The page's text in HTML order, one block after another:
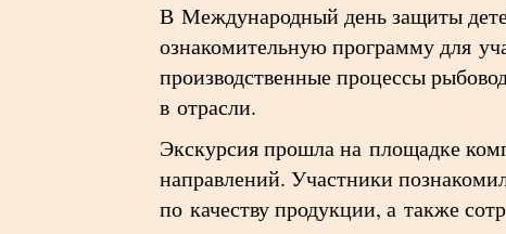
В Международный день защиты
ознакомительную программу для
производственные процессы
в отрасли.
Экскурсия прошла на площадке
направлений. Участники
по качеству продукции, а также